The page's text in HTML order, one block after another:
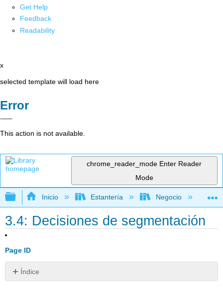
Get Help
Feedback
Readability
x
selected template will load here
Error
This action is not available.
chrome_reader_mode Enter Reader
Mode
Expandir/contraer jerarquía global
Inicio Estantería Negocio
3.4: Decisiones de segmentación
Page ID
Índice